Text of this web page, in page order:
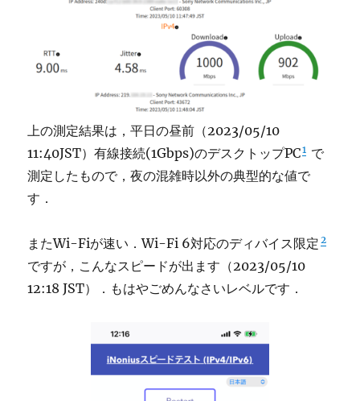
上の測定結果は，平日の昼前（2023/05/10
11:40JST）有線接続(1Gbps)のデスクトップPC1 で
測定したもので，夜の混雑時以外の典型的な値で
す．
またWi-Fiが速い．Wi-Fi 6対応のディバイス限定 2
ですが，こんなスピードが出ます（2023/05/10
12:18 JST）．もはやごめんなさいレベルです．